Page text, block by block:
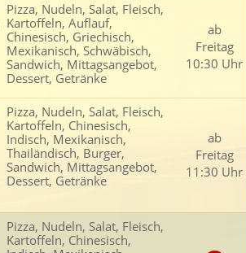
Pizza, Nudeln, Salat, Fleisch,
Kartoffeln, Auflauf,
Chinesisch, Griechisch,
Mexikanisch, Schwäbisch,
Sandwich, Mittagsangebot,
Dessert, Getränke
ab
Freitag
10:30 Uhr
Pizza, Nudeln, Salat, Fleisch,
Kartoffeln, Chinesisch,
Indisch, Mexikanisch,
Thailändisch, Burger,
Sandwich, Mittagsangebot,
Dessert, Getränke
ab
Freitag
11:30 Uhr
Pizza, Nudeln, Salat, Fleisch,
Kartoffeln, Chinesisch,